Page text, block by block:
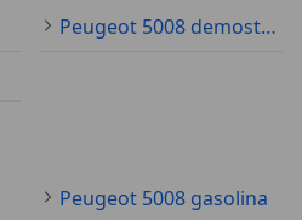
Peugeot 5008 demostración
Peugeot 5008 gasolina